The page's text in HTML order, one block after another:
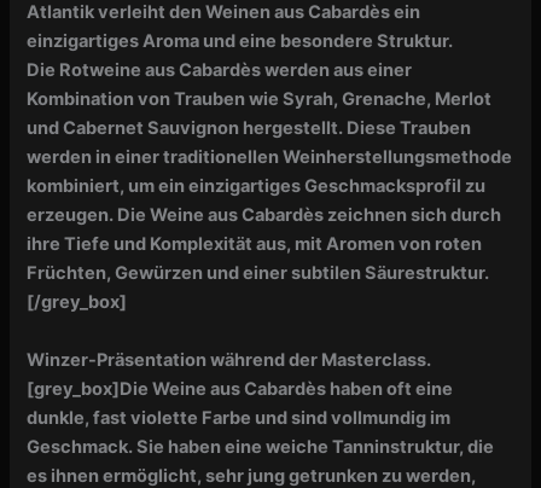
Atlantik verleiht den Weinen aus Cabardès ein
einzigartiges Aroma und eine besondere Struktur.
Die Rotweine aus Cabardès werden aus einer
Kombination von Trauben wie Syrah, Grenache, Merlot
und Cabernet Sauvignon hergestellt. Diese Trauben
werden in einer traditionellen Weinherstellungsmethode
kombiniert, um ein einzigartiges Geschmacksprofil zu
erzeugen. Die Weine aus Cabardès zeichnen sich durch
ihre Tiefe und Komplexität aus, mit Aromen von roten
Früchten, Gewürzen und einer subtilen Säurestruktur.
[/grey_box]
Winzer-Präsentation während der Masterclass.
[grey_box]Die Weine aus Cabardès haben oft eine
dunkle, fast violette Farbe und sind vollmundig im
Geschmack. Sie haben eine weiche Tanninstruktur, die
es ihnen ermöglicht, sehr jung getrunken zu werden,